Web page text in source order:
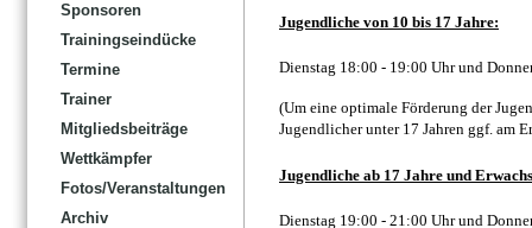
Sponsoren
Trainingseindücke
Termine
Trainer
Mitgliedsbeiträge
Wettkämpfer
Fotos/Veranstaltungen
Archiv
Jugendliche von 10 bis 17 Jahre:
Dienstag 18:00 - 19:00 Uhr und
(Um eine optimale Förderung der
Jugendlicher unter 17 Jahren ggf. am
Jugendliche ab 17 Jahre und
Dienstag 19:00 - 21:00 Uhr und